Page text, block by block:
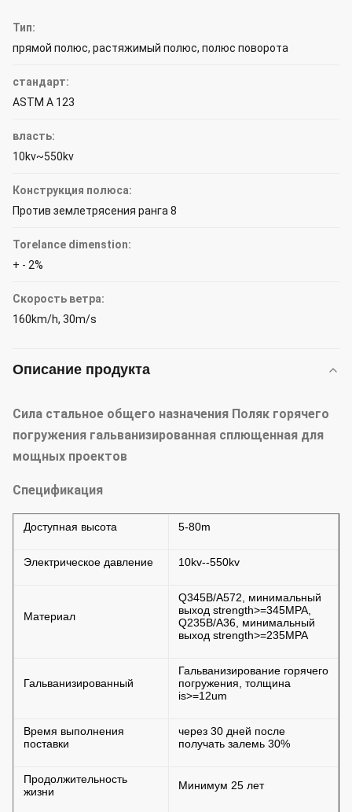
Тип:
прямой полюс, растяжимый полюс, полюс поворота
стандарт:
ASTM A 123
власть:
10kv~550kv
Конструкция полюса:
Против землетрясения ранга 8
Torelance dimenstion:
+ - 2%
Скорость ветра:
160km/h, 30m/s
Описание продукта
Сила стальное общего назначения Поляк горячего
погружения гальванизированная сплющенная для
мощных проектов
Спецификация
Доступная высота 5-80m
Электрическое давление 10kv--550kv
Материал
Q345B/A572, минимальный
выход strength>=345MPA,
Q235B/A36, минимальный
выход strength>=235MPA
Гальванизированный
Гальванизирование горячего
погружения, толщина
is>=12um
Время выполнения
поставки
через 30 дней после
получать залемь 30%
Продолжительность
жизни
Минимум 25 лет